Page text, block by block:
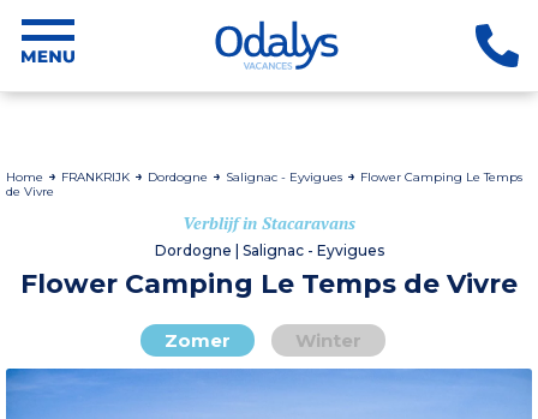
Home FRANKRIJK Dordogne Salignac - Eyvigues
Flower Camping Le Temps
de Vivre
Verblijf in Stacaravans
Dordogne | Salignac - Eyvigues
Flower Camping Le Temps de Vivre
Zomer Winter